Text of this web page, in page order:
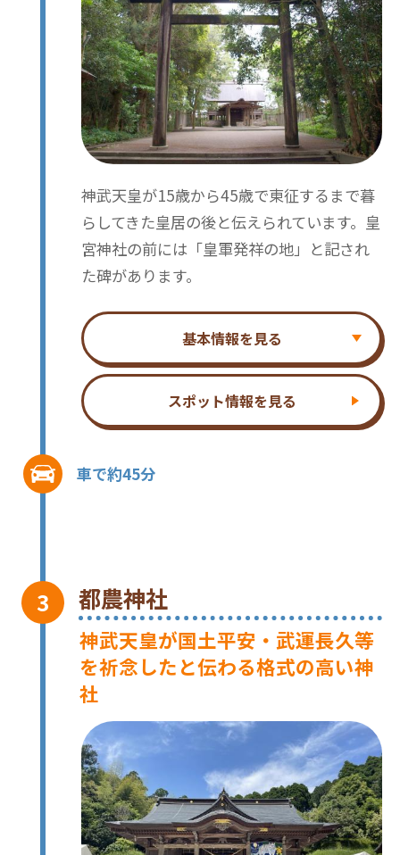
神武天皇が15歳から45歳で東征するまで暮
らしてきた皇居の後と伝えられています。皇
宮神社の前には「皇軍発祥の地」と記され
た碑があります。
基本情報を見る
スポット情報を見る
車で約45分
都農神社
神武天皇が国土平安・武運長久等
を祈念したと伝わる格式の高い神
社